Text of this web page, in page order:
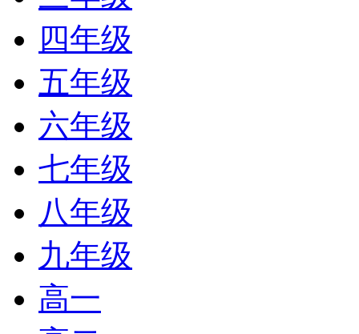
四年级
五年级
六年级
七年级
八年级
九年级
高一